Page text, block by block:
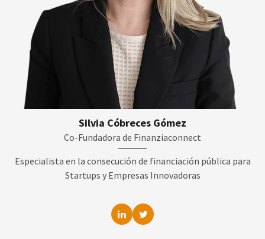
Silvia Cóbreces Gómez
Co-Fundadora de Finanziaconnect
Especialista en la consecución de financiación pública para
Startups y Empresas Innovadoras